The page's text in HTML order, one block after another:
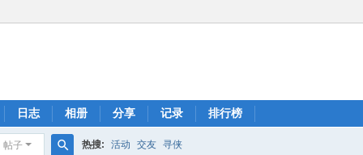
日志 相册 分享 记录 排行榜
帖子 热搜: 活动 交友 寻侠